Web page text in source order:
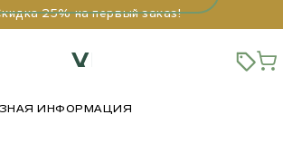
25% на первый заказ!
ИНФОРМАЦИЯ